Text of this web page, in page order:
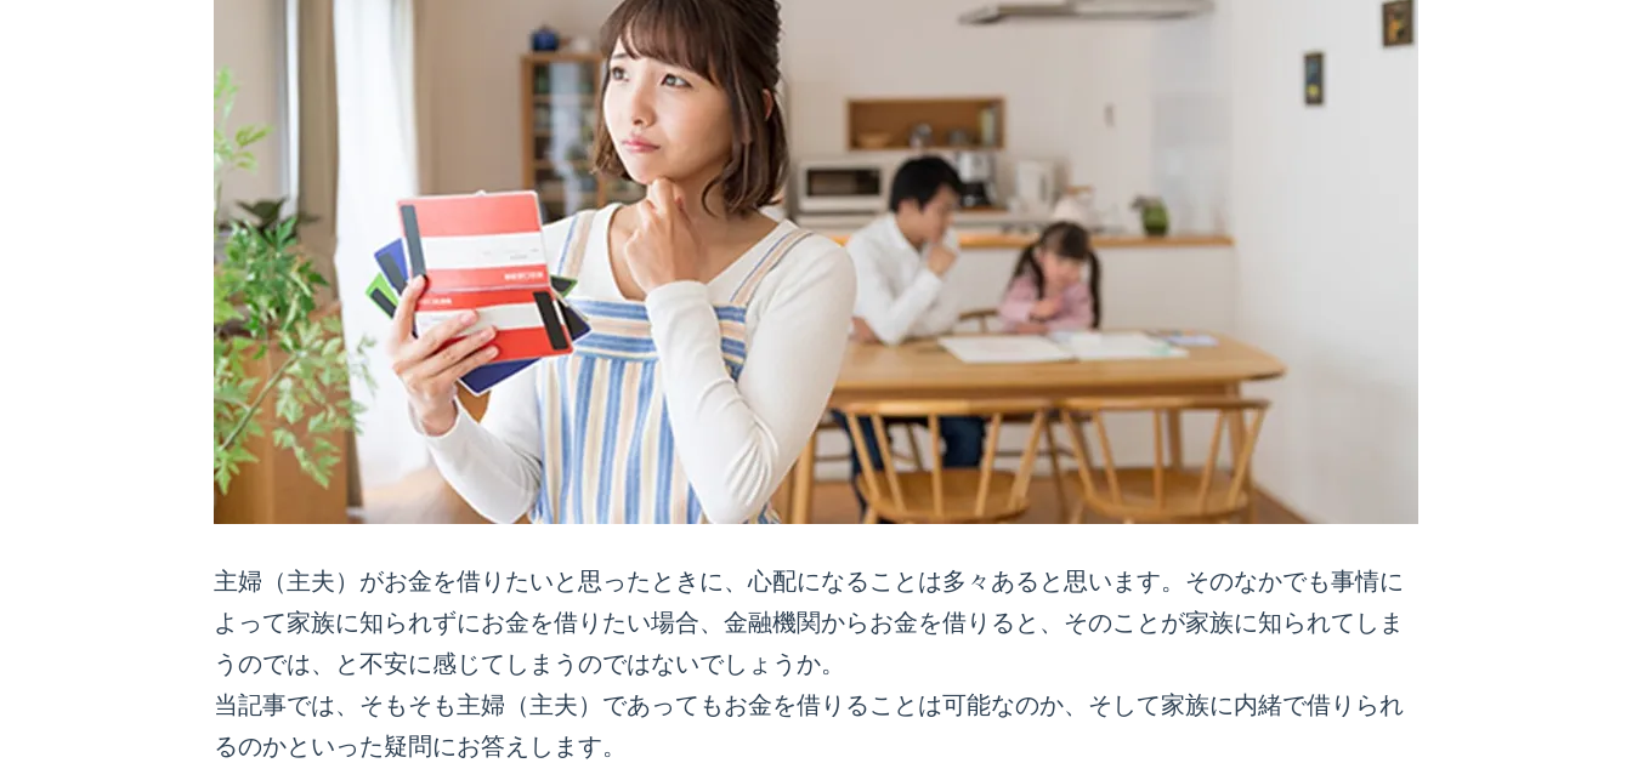
主婦（主夫）がお金を借りたいと思ったときに、心配になることは多々あると思います。そのなかでも事情に
よって家族に知られずにお金を借りたい場合、金融機関からお金を借りると、そのことが家族に知られてしま
うのでは、と不安に感じてしまうのではないでしょうか。
当記事では、そもそも主婦（主夫）であってもお金を借りることは可能なのか、そして家族に内緒で借りられ
るのかといった疑問にお答えします。